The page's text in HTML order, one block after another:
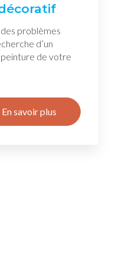
problèmes
d’un
de votre
En savoir plus